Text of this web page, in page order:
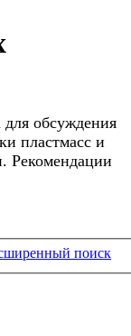
обсуждения
пластмасс и
Рекомендации
поиск